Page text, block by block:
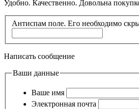
Удобно. Качественно. Довольна
Антиспам поле. Его необходимо
Написать сообщение
Ваши данные
Ваше имя
Электронная почта